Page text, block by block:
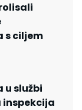
s ciljem
službi
inspekcija